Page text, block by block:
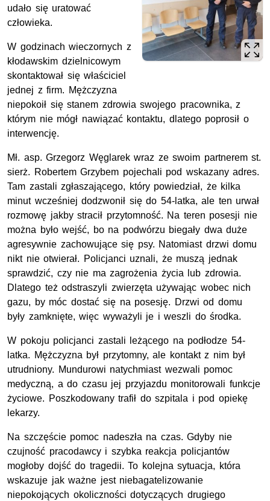
udało się uratować
człowieka.
W godzinach wieczornych z
kłodawskim dzielnicowym
skontaktował się właściciel
jednej z firm. Mężczyzna
niepokoił się stanem zdrowia swojego pracownika, z
którym nie mógł nawiązać kontaktu, dlatego poprosił o
interwencję.
Mł. asp. Grzegorz Węglarek wraz ze swoim partnerem st.
sierż. Robertem Grzybem pojechali pod wskazany adres.
Tam zastali zgłaszającego, który powiedział, że kilka
minut wcześniej dodzwonił się do 54-latka, ale ten urwał
rozmowę jakby stracił przytomność. Na teren posesji nie
można było wejść, bo na podwórzu biegały dwa duże
agresywnie zachowujące się psy. Natomiast drzwi domu
nikt nie otwierał. Policjanci uznali, że muszą jednak
sprawdzić, czy nie ma zagrożenia życia lub zdrowia.
Dlatego też odstraszyli zwierzęta używając wobec nich
gazu, by móc dostać się na posesję. Drzwi od domu
były zamknięte, więc wyważyli je i weszli do środka.
W pokoju policjanci zastali leżącego na podłodze 54-
latka. Mężczyzna był przytomny, ale kontakt z nim był
utrudniony. Mundurowi natychmiast wezwali pomoc
medyczną, a do czasu jej przyjazdu monitorowali funkcje
życiowe. Poszkodowany trafił do szpitala i pod opiekę
lekarzy.
Na szczęście pomoc nadeszła na czas. Gdyby nie
czujność pracodawcy i szybka reakcja policjantów
mogłoby dojść do tragedii. To kolejna sytuacja, która
wskazuje jak ważne jest niebagatelizowanie
niepokojących okoliczności dotyczących drugiego